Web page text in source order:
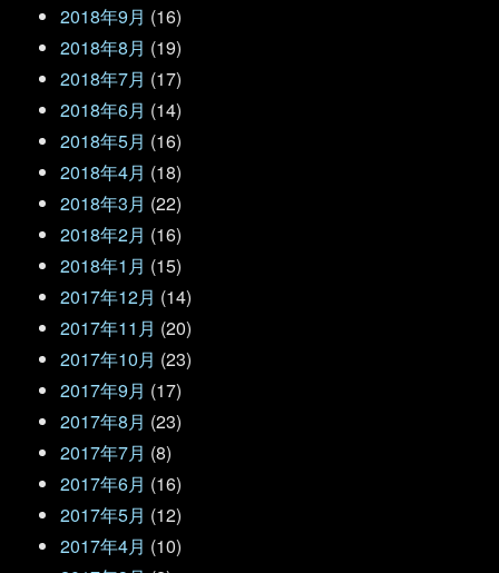
2018年9月 (16)
2018年8月 (19)
2018年7月 (17)
2018年6月 (14)
2018年5月 (16)
2018年4月 (18)
2018年3月 (22)
2018年2月 (16)
2018年1月 (15)
2017年12月 (14)
2017年11月 (20)
2017年10月 (23)
2017年9月 (17)
2017年8月 (23)
2017年7月 (8)
2017年6月 (16)
2017年5月 (12)
2017年4月 (10)